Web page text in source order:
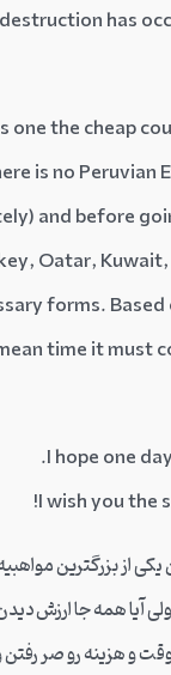
has
one the cheap
is no Peruvian
and before
Qatar,
forms.
time it must
I hope one
I wish you the
از بزرگترین
آیا همه جا ارزش
هزینه رو صر رفتن